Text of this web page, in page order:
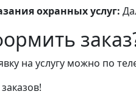
охранных услуг:
на услугу можно по